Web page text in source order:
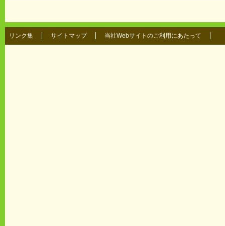
リンク集 サイトマップ 当社Webサイトのご利用にあたって